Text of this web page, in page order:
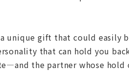
unique gift that could easily
that can hold you
the partner whose